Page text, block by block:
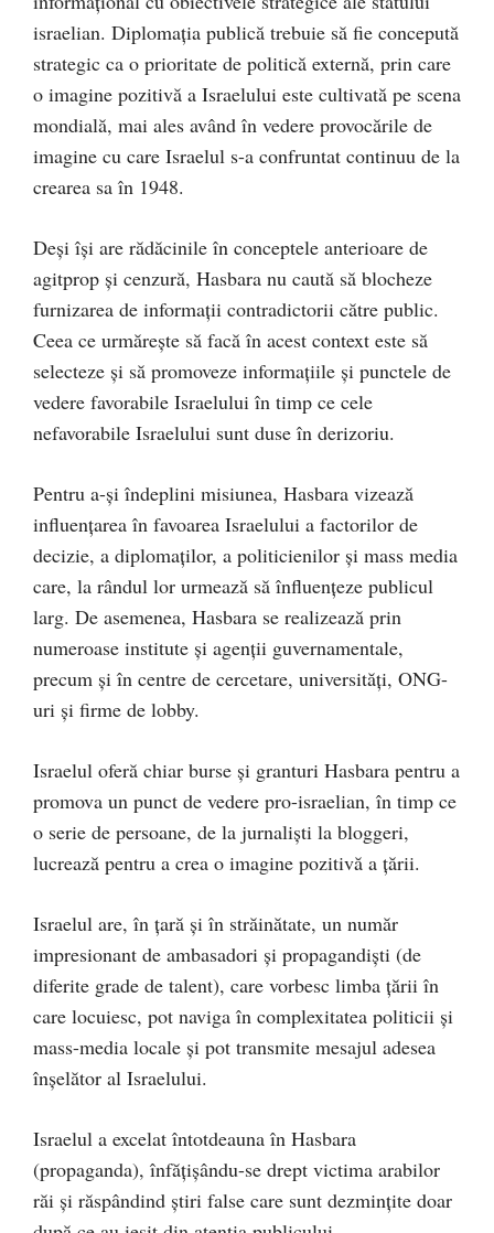
israelian. Diplomația publică trebuie să fie concepută
strategic ca o prioritate de politică externă, prin care
o imagine pozitivă a Israelului este cultivată pe scena
mondială, mai ales având în vedere provocările de
imagine cu care Israelul s-a confruntat continuu de la
crearea sa în 1948.
Deși își are rădăcinile în conceptele anterioare de
agitprop și cenzură, Hasbara nu caută să blocheze
furnizarea de informații contradictorii către public.
Ceea ce urmărește să facă în acest context este să
selecteze și să promoveze informațiile și punctele de
vedere favorabile Israelului în timp ce cele
nefavorabile Israelului sunt duse în derizoriu.
Pentru a-și îndeplini misiunea, Hasbara vizează
influențarea în favoarea Israelului a factorilor de
decizie, a diplomaților, a politicienilor și mass media
care, la rândul lor urmează să înfluențeze publicul
larg. De asemenea, Hasbara se realizează prin
numeroase institute și agenții guvernamentale,
precum și în centre de cercetare, universități, ONG-
uri și firme de lobby.
Israelul oferă chiar burse și granturi Hasbara pentru a
promova un punct de vedere pro-israelian, în timp ce
o serie de persoane, de la jurnalişti la bloggeri,
lucrează pentru a crea o imagine pozitivă a țării.
Israelul are, în țară și în străinătate, un număr
impresionant de ambasadori și propagandiști (de
diferite grade de talent), care vorbesc limba țării în
care locuiesc, pot naviga în complexitatea politicii și
mass-media locale și pot transmite mesajul adesea
înșelător al Israelului.
Israelul a excelat întotdeauna în Hasbara
(propaganda), înfățișându-se drept victima arabilor
răi și răspândind știri false care sunt dezmințite doar